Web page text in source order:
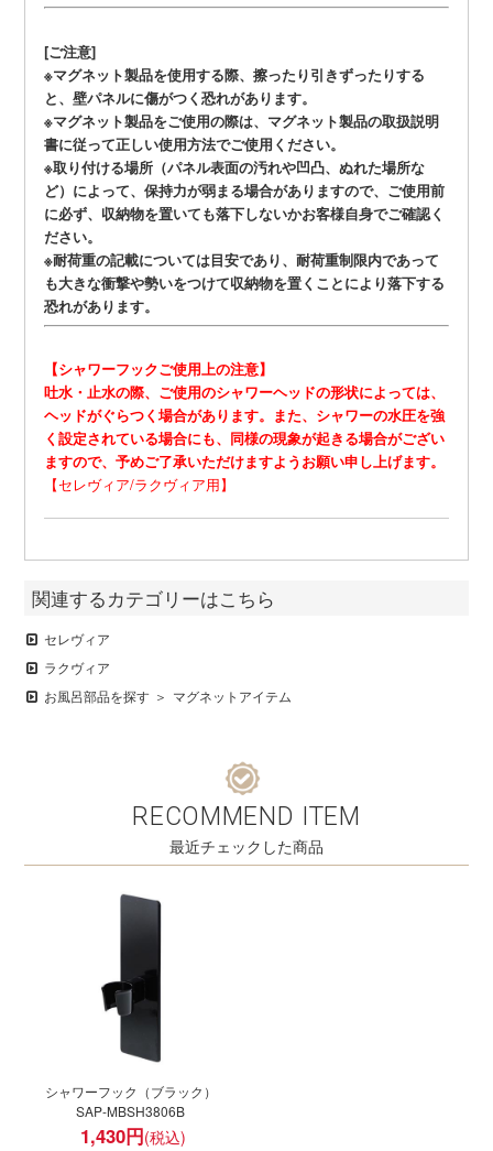
[ご注意]
※マグネット製品を使用する際、擦ったり引きずったりする
と、壁パネルに傷がつく恐れがあります。
※マグネット製品をご使用の際は、マグネット製品の取扱説明
書に従って正しい使用方法でご使用ください。
※取り付ける場所（パネル表面の汚れや凹凸、ぬれた場所な
ど）によって、保持力が弱まる場合がありますので、ご使用前
に必ず、収納物を置いても落下しないかお客様自身でご確認く
ださい。
※耐荷重の記載については目安であり、耐荷重制限内であって
も大きな衝撃や勢いをつけて収納物を置くことにより落下する
恐れがあります。
【シャワーフックご使用上の注意】
吐水・止水の際、ご使用のシャワーヘッドの形状によっては、
ヘッドがぐらつく場合があります。また、シャワーの水圧を強
く設定されている場合にも、同様の現象が起きる場合がござい
ますので、予めご了承いただけますようお願い申し上げます。
【セレヴィア/ラクヴィア用】
関連するカテゴリーはこちら
セレヴィア
ラクヴィア
お風呂部品を探す
マグネットアイテム
RECOMMEND ITEM
最近チェックした商品
シャワーフック（ブラック）
SAP-MBSH3806B
1,430円